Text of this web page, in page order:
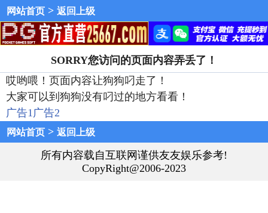
网站首页 > 返回上级
SORRY您访问的页面内容弄丢了！
哎哟喂！页面内容让狗狗叼走了！
大家可以到狗狗没有叼过的地方看看！
广告1广告2
网站首页 > 返回上级
所有内容载自互联网谨供友友娱乐参考!
CopyRight@2006-2023